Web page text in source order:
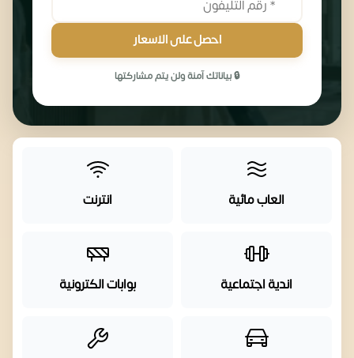
احصل على الاسعار
🔒 بياناتك آمنة ولن يتم مشاركتها
العاب مائية انترنت
اندية اجتماعية بوابات الكترونية